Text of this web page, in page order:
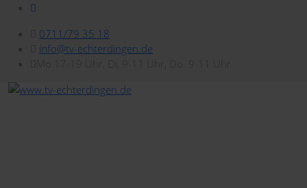
0711/79 35 18
info@tv-echterdingen.de